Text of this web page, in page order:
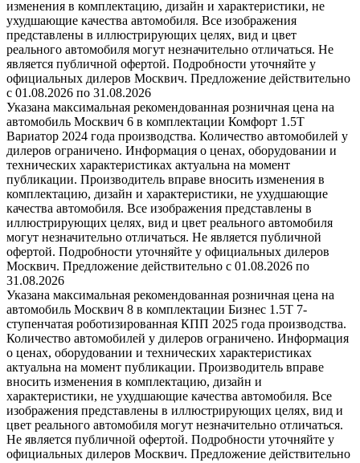
изменения в комплектацию, дизайн и характеристики, не
ухудшающие качества автомобиля. Все изображения
представлены в иллюстрирующих целях, вид и цвет
реального автомобиля могут незначительно отличаться. Не
является публичной офертой. Подробности уточняйте у
официальных дилеров Москвич. Предложение действительно
с 01.08.2026 по 31.08.2026
Указана максимальная рекомендованная розничная цена на
автомобиль Москвич 6 в комплектации Комфорт 1.5T
Вариатор 2024 года производства. Количество автомобилей у
дилеров ограничено. Информация о ценах, оборудовании и
технических характеристиках актуальна на момент
публикации. Производитель вправе вносить изменения в
комплектацию, дизайн и характеристики, не ухудшающие
качества автомобиля. Все изображения представлены в
иллюстрирующих целях, вид и цвет реального автомобиля
могут незначительно отличаться. Не является публичной
офертой. Подробности уточняйте у официальных дилеров
Москвич. Предложение действительно с 01.08.2026 по
31.08.2026
Указана максимальная рекомендованная розничная цена на
автомобиль Москвич 8 в комплектации Бизнес 1.5T 7-
ступенчатая роботизированная КПП 2025 года производства.
Количество автомобилей у дилеров ограничено. Информация
о ценах, оборудовании и технических характеристиках
актуальна на момент публикации. Производитель вправе
вносить изменения в комплектацию, дизайн и
характеристики, не ухудшающие качества автомобиля. Все
изображения представлены в иллюстрирующих целях, вид и
цвет реального автомобиля могут незначительно отличаться.
Не является публичной офертой. Подробности уточняйте у
официальных дилеров Москвич. Предложение действительно